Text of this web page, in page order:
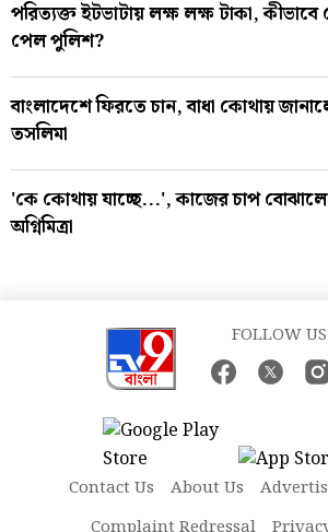
পরিত্যক্ত ইটভাটায় লক্ষ লক্ষ টাকা,
পেল পুলিশ?
বাংলাদেশে ফিরতে চান, বাধা কোথায়
তসলিমা
'কে কোথায় যাচ্ছে...', কাজের চাপ
অগ্নিমিত্রা
FOLLOW
Contact Us About Us